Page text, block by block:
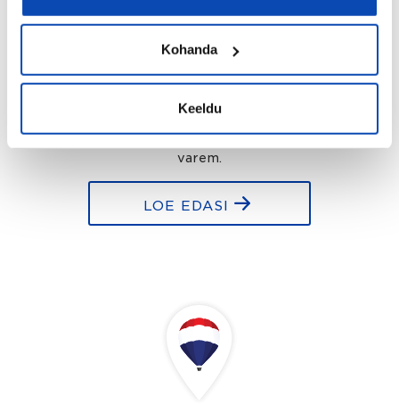
Kohanda
Keeldu
Soovin osta
varem.
LOE EDASI